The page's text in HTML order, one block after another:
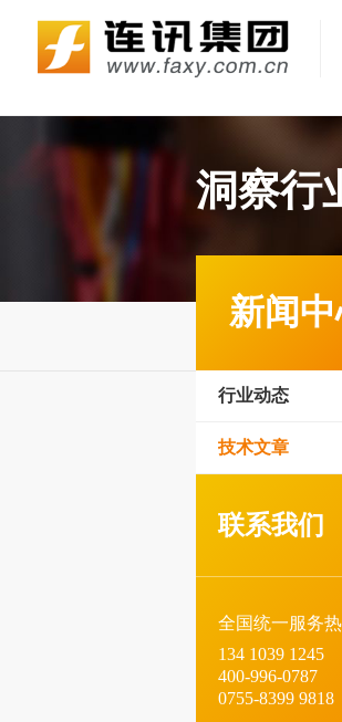
洞察行
新闻
行业动态
技术文章
联系我们
全国统一服务热
134 1039 1245
400-996-0787
0755-8399 9818